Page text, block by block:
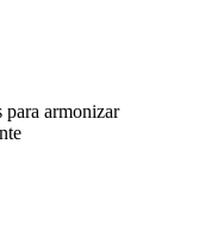
para armonizar